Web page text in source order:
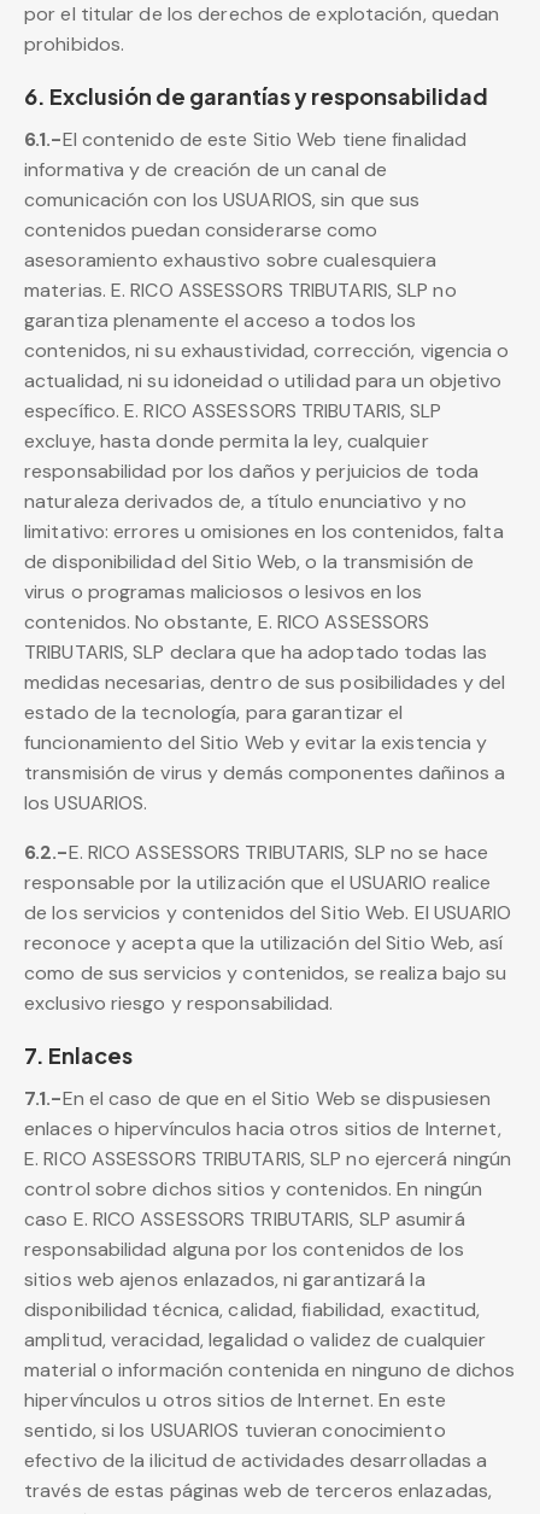
por el titular de los derechos de explotación, quedan
prohibidos.
6. Exclusión de garantías y responsabilidad
6.1.-El contenido de este Sitio Web tiene finalidad
informativa y de creación de un canal de
comunicación con los USUARIOS, sin que sus
contenidos puedan considerarse como
asesoramiento exhaustivo sobre cualesquiera
materias. E. RICO ASSESSORS TRIBUTARIS, SLP no
garantiza plenamente el acceso a todos los
contenidos, ni su exhaustividad, corrección, vigencia o
actualidad, ni su idoneidad o utilidad para un objetivo
específico. E. RICO ASSESSORS TRIBUTARIS, SLP
excluye, hasta donde permita la ley, cualquier
responsabilidad por los daños y perjuicios de toda
naturaleza derivados de, a título enunciativo y no
limitativo: errores u omisiones en los contenidos, falta
de disponibilidad del Sitio Web, o la transmisión de
virus o programas maliciosos o lesivos en los
contenidos. No obstante, E. RICO ASSESSORS
TRIBUTARIS, SLP declara que ha adoptado todas las
medidas necesarias, dentro de sus posibilidades y del
estado de la tecnología, para garantizar el
funcionamiento del Sitio Web y evitar la existencia y
transmisión de virus y demás componentes dañinos a
los USUARIOS.
6.2.-E. RICO ASSESSORS TRIBUTARIS, SLP no se hace
responsable por la utilización que el USUARIO realice
de los servicios y contenidos del Sitio Web. El USUARIO
reconoce y acepta que la utilización del Sitio Web, así
como de sus servicios y contenidos, se realiza bajo su
exclusivo riesgo y responsabilidad.
7. Enlaces
7.1.-En el caso de que en el Sitio Web se dispusiesen
enlaces o hipervínculos hacia otros sitios de Internet,
E. RICO ASSESSORS TRIBUTARIS, SLP no ejercerá ningún
control sobre dichos sitios y contenidos. En ningún
caso E. RICO ASSESSORS TRIBUTARIS, SLP asumirá
responsabilidad alguna por los contenidos de los
sitios web ajenos enlazados, ni garantizará la
disponibilidad técnica, calidad, fiabilidad, exactitud,
amplitud, veracidad, legalidad o validez de cualquier
material o información contenida en ninguno de dichos
hipervínculos u otros sitios de Internet. En este
sentido, si los USUARIOS tuvieran conocimiento
efectivo de la ilicitud de actividades desarrolladas a
través de estas páginas web de terceros enlazadas,